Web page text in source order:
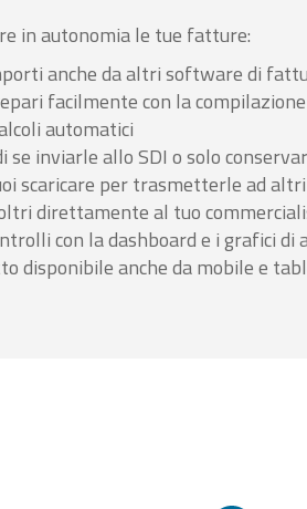
in autonomia le tue fatture:
anche da altri software di
facilmente con la
automatici
se inviarle allo SDI o solo
scaricare per trasmetterle ad
direttamente al tuo
con la dashboard e i grafici di
disponibile anche da mobile e